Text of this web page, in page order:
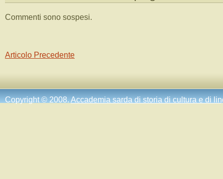
Commenti sono sospesi.
Articolo Precedente
Copyright © 2008.Accademia sarda di storia di cultura e di